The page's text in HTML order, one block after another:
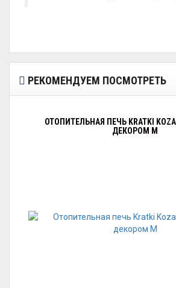
РЕКОМЕНДУЕМ ПОСМОТРЕТЬ
ОТОПИТЕЛЬНАЯ ПЕЧЬ KRATKI
ДЕКОРОМ М